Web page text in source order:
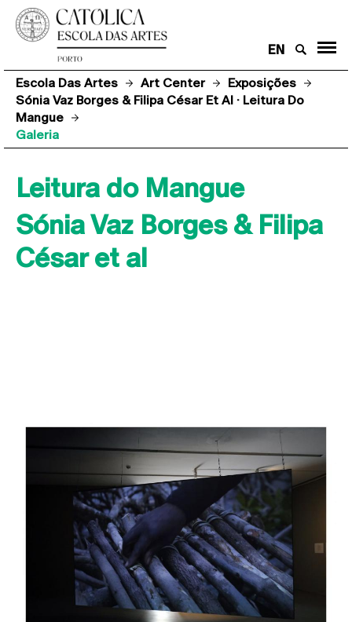
EN
Escola Das Artes Art Center
Exposições
Sónia Vaz Borges & Filipa César Et Al · Leitura Do
Mangue
Galeria
Leitura do Mangue
Sónia Vaz Borges & Filipa
César et al